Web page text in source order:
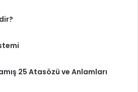
25 Atasözü ve Anlamları